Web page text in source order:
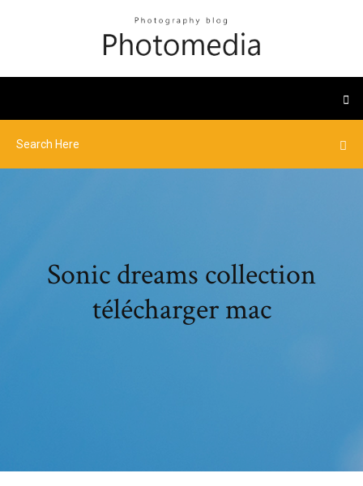
Sonic dreams collection
télécharger mac